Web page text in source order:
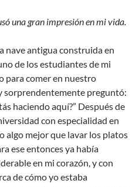
una gran impresión en mi vida.
nave antigua construida en
de los estudiantes de mi
para comer en nuestro
sorprendentemente preguntó:
haciendo aquí?” Después de
con especialidad en
algo mejor que lavar los platos
ese entonces ya había
en mi corazón, y con
de cómo yo estaba